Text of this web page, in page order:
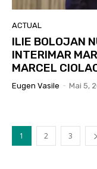
ACTUAL
ILIE BOLOJAN
INTERIMAR
MARCEL
Eugen Vasile - Mai 5,
1 2 3